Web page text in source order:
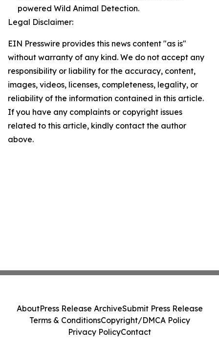
powered Wild Animal Detection.
Legal Disclaimer:
EIN Presswire provides this news content "as is"
without warranty of any kind. We do not accept any
responsibility or liability for the accuracy, content,
images, videos, licenses, completeness, legality, or
reliability of the information contained in this article.
If you have any complaints or copyright issues
related to this article, kindly contact the author
above.
AboutPress Release ArchiveSubmit Press Release
Terms & ConditionsCopyright/DMCA Policy
Privacy PolicyContact